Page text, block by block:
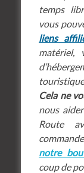
temps
vous
liens
matériel,
Cela ne
nous
Route
notre
coup de